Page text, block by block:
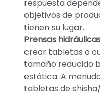
respuesta
objetivos de
tienen su lugar.
Prensas
crear tabletas o
tamaño reducido
estática. A
tabletas de